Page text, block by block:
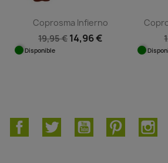
Coprosma Infierno
19,95 € 14,96 €
Disponible
FacebookTwitter YouTube Pinterest